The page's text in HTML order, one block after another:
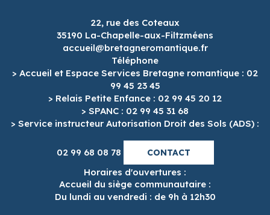
22, rue des Coteaux
35190 La-Chapelle-aux-Filtzméens
accueil@bretagneromantique.fr
Téléphone
> Accueil et Espace Services Bretagne romantique : 02
99 45 23 45
> Relais Petite Enfance : 02 99 45 20 12
> SPANC : 02 99 45 31 68
> Service instructeur Autorisation Droit des Sols (ADS) :
02 99 68 08 78 CONTACT
Horaires d'ouvertures :
Accueil du siège communautaire :
Du lundi au vendredi : de 9h à 12h30